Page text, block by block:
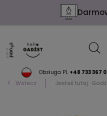
Obsługa PL +48 733 367
Wstecz Jesteś tutaj: